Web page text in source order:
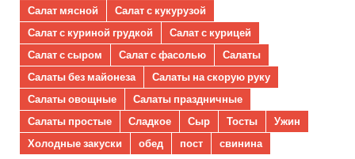
Салат мясной
Салат с кукурузой
Салат с куриной грудкой
Салат с курицей
Салат с сыром
Салат с фасолью
Салаты
Салаты без майонеза
Салаты на скорую руку
Салаты овощные
Салаты праздничные
Салаты простые
Сладкое Сыр Тосты
Ужин
Холодные закуски
обед пост свинина